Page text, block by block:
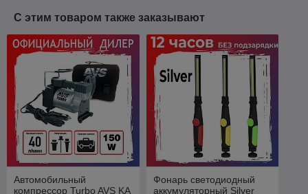
С этим товаром также заказывают
Автомобильный
компрессор Turbo AVS KA
Фонарь светодиодный
аккумуляторный Silver